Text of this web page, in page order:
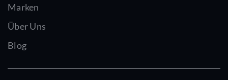
Marken
Über Uns
Blog